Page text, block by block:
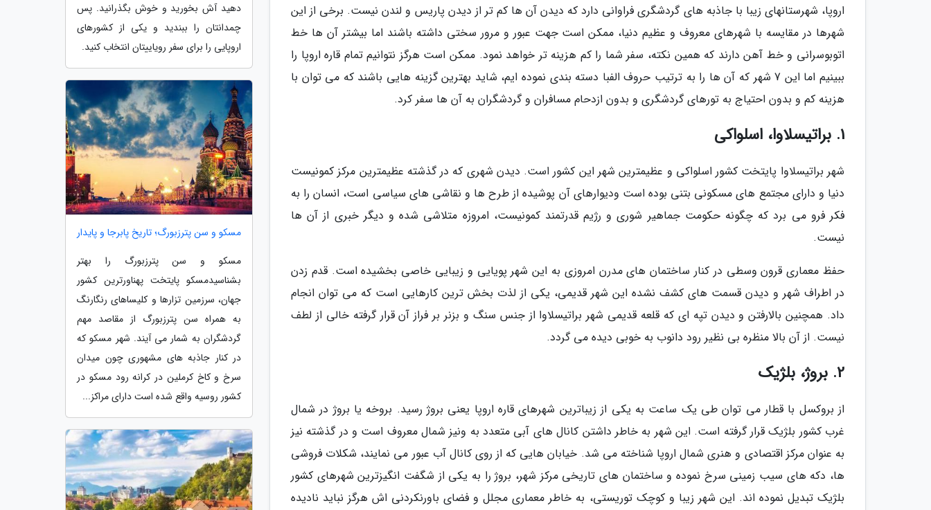
اروپا، شهرستانهای زیبا با جاذبه های گردشگری فراوانی دارد که دیدن آن ها کم تر از دیدن پاریس و لندن نیست. برخی از این
شهرها در مقایسه با شهرهای معروف و عظیم دنیا، ممکن است جهت عبور و مرور سختی داشته باشند اما بیشتر آن ها خط
اتوبوسرانی و خط آهن دارند که همین نکته، سفر شما را کم هزینه تر خواهد نمود. ممکن است هرگز نتوانیم تمام قاره اروپا را
ببینیم اما این 7 شهر که آن ها را به ترتیب حروف الفبا دسته بندی نموده ایم، شاید بهترین گزینه هایی باشند که می توان با
هزینه کم و بدون احتیاج به تورهای گردشگری و بدون ازدحام مسافران و گردشگران به آن ها سفر کرد.
1. براتیسلاوا، اسلواکی
شهر براتیسلاوا پایتخت کشور اسلواکی و عظیمترین شهر این کشور است. دیدن شهری که در گذشته عظیمترین مرکز کمونیست
دنیا و دارای مجتمع های مسکونی بتنی بوده است ودیوارهای آن پوشیده از طرح ها و نقاشی های سیاسی است، انسان را به
فکر فرو می برد که چگونه حکومت جماهیر شوری و رژیم قدرتمند کمونیست، امروزه متلاشی شده و دیگر خبری از آن ها
نیست.
حفظ معماری قرون وسطی در کنار ساختمان های مدرن امروزی به این شهر پویایی و زیبایی خاصی بخشیده است. قدم زدن
در اطراف شهر و دیدن قسمت های کشف نشده این شهر قدیمی، یکی از لذت بخش ترین کارهایی است که می توان انجام
داد. همچنین بالارفتن و دیدن تپه ای که قلعه قدیمی شهر براتیسلاوا از جنس سنگ و بزنر بر فراز آن قرار گرفته خالی از لطف
نیست. از آن بالا منظره بی نظیر رود دانوب به خوبی دیده می گردد.
2. بروژ، بلژیک
از بروکسل با قطار می توان طی یک ساعت به یکی از زیباترین شهرهای قاره اروپا یعنی بروژ رسید. بروخه یا بروژ در شمال
غرب کشور بلژیک قرار گرفته است. این شهر به خاطر داشتن کانال های آبی متعدد به ونیز شمال معروف است و در گذشته نیز
به عنوان مرکز اقتصادی و هنری شمال اروپا شناخته می شد. خیابان هایی که از روی کانال آب عبور می نمایند، شکلات فروشی
ها، دکه های سیب زمینی سرخ نموده و ساختمان های تاریخی مرکز شهر، بروژ را به یکی از شگفت انگیزترین شهرهای کشور
بلژیک تبدیل نموده اند. این شهر زیبا و کوچک توریستی، به خاطر معماری مجلل و فضای باورنکردنی اش هرگز نباید نادیده
دهید آش بخورید و خوش بگذرانید. پس
چمدانتان را ببندید و یکی از کشورهای
اروپایی را برای سفر رویاییتان انتخاب کنید.
مسکو و سن پترزبورگ؛ تاریخ پابرجا و پایدار
مسکو و سن پترزبورگ را بهتر
بشناسیدمسکو پایتخت پهناورترین کشور
جهان، سرزمین تزارها و کلیساهای رنگارنگ
به همراه سن پترزبورگ از مقاصد مهم
گردشگران به شمار می آیند. شهر مسکو که
در کنار جاذبه های مشهوری چون میدان
سرخ و کاخ کرملین در کرانه رود مسکو در
کشور روسیه واقع شده است دارای مراکز...